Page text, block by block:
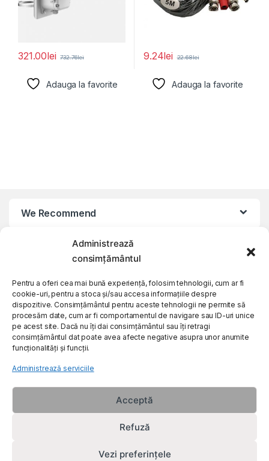
Administrează
consimțământul
Pentru a oferi cea mai bună experiență, folosim tehnologii, cum ar fi
cookie-uri, pentru a stoca și/sau accesa informațiile despre
dispozitive. Consimțământul pentru aceste tehnologii ne permite să
procesăm date, cum ar fi comportamentul de navigare sau ID-uri unice
pe acest site. Dacă nu îți dai consimțământul sau îți retragi
consimțământul dat poate avea afecte negative asupra unor anumite
funcționalități și funcții.
Administrează serviciile
Acceptă
Refuză
Vezi preferințele
321.00lei 732.76lei
Adauga la favorite
9.24lei 22.68lei
Adauga la favorite
We Recommend
My Account
Customer Care
About Us